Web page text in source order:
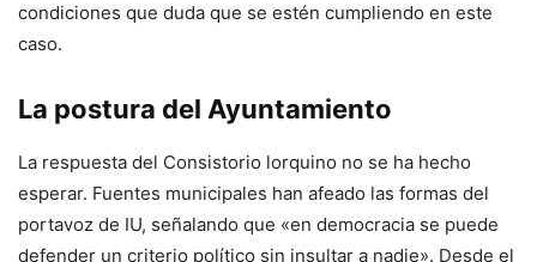
condiciones que duda que se estén cumpliendo en este
caso.
La postura del Ayuntamiento
La respuesta del Consistorio lorquino no se ha hecho
esperar. Fuentes municipales han afeado las formas del
portavoz de IU, señalando que «en democracia se puede
defender un criterio político sin insultar a nadie». Desde el